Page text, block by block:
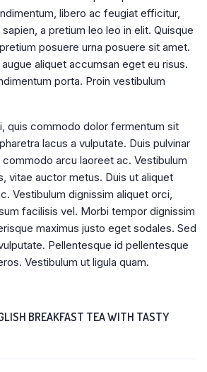
libero ac feugiat efficitur,
a pretium leo leo in elit. Quisque
posuere urna posuere sit amet.
aliquet accumsan eget eu risus.
porta. Proin vestibulum
quis commodo dolor fermentum sit
lacus a vulputate. Duis pulvinar
arcu laoreet ac. Vestibulum
vitae auctor metus. Duis ut aliquet
Vestibulum dignissim aliquet orci,
facilisis vel. Morbi tempor dignissim
maximus justo eget sodales. Sed
Pellentesque id pellentesque
Vestibulum ut ligula quam.
BREAKFAST TEA WITH TASTY